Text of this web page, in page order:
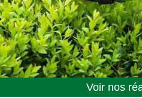
Voir nos